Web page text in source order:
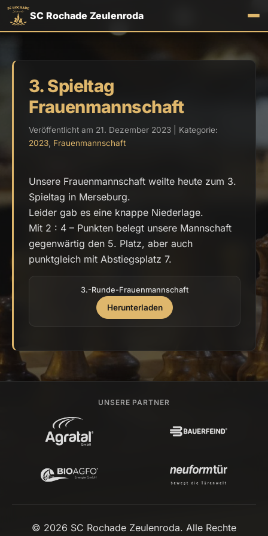
SC Rochade Zeulenroda
3. Spieltag
Frauenmannschaft
Veröffentlicht am 21. Dezember 2023 | Kategorie:
2023 Frauenmannschaft
Unsere Frauenmannschaft weilte heute zum 3.
Spieltag in Merseburg.
Leider gab es eine knappe Niederlage.
Mit 2 : 4 – Punkten belegt unsere Mannschaft
gegenwärtig den 5. Platz, aber auch
punktgleich mit Abstiegsplatz 7.
3.-Runde-Frauenmannschaft
Herunterladen
UNSERE PARTNER
© 2026 SC Rochade Zeulenroda. Alle Rechte